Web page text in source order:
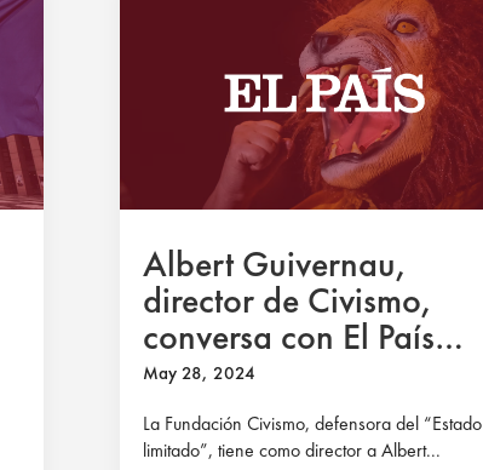
Albert Guivernau,
director de Civismo,
conversa con El País
sobre el modelo liberal
que defiende la
Fundación
May 28, 2024
La Fundación Civismo, defensora del “Estado
limitado”, tiene como director a Albert...